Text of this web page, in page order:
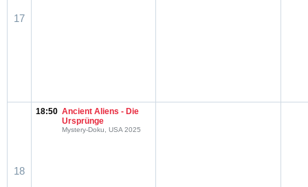
17
18
18:50 Ancient Aliens - Die
Ursprünge
Mystery-Doku, USA 2025